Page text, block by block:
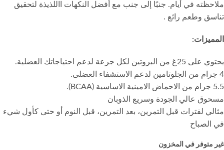
ملاحظته في أيام. جنبًا إلى جنب مع أفضل النكهات االلذيذة لتحقيق
تناسق وطعم رائع .
المميزات:
يحتوي على 25غ من البروتين لكل جرعة لدعم احتياجاتك العضلية.
4 جرام من الجلوتامين لدعم الاستشفاء العضلى.
5.5 جرام من الاحماض الامينية الاساسية (BCAA).
مسحوق عالي الجودة وسريع الذوبان
مثالي لفترات قبل التمرين، بعد التمرين، قبل النوم أو حتى كأول شيء
في الصباح
غير متوفر في المخزون